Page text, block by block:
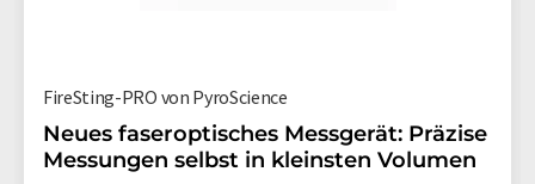
FireSting-PRO von PyroScience
Neues faseroptisches Messgerät: Präzise
Messungen selbst in kleinsten Volumen